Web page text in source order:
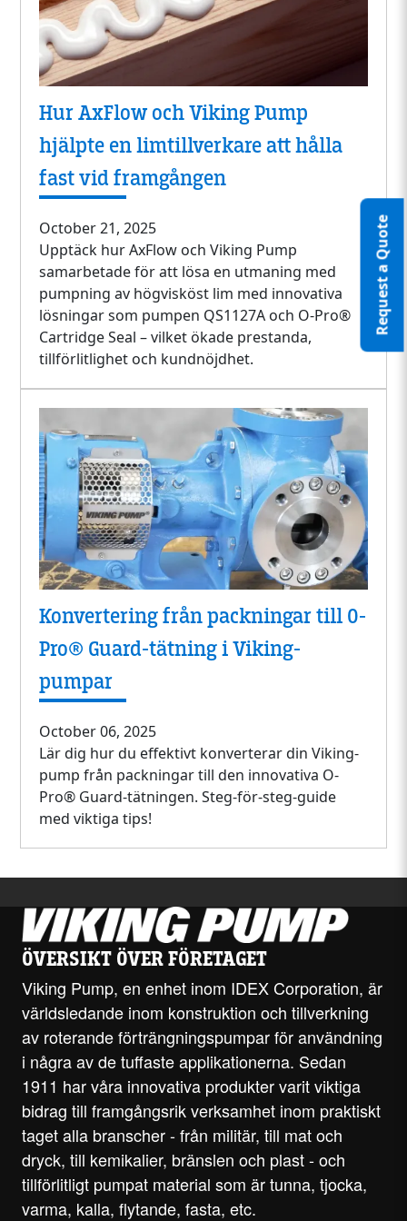
Request a Quote
Hur AxFlow och Viking Pump
hjälpte en limtillverkare att hålla
fast vid framgången
October 21, 2025
Upptäck hur AxFlow och Viking Pump
samarbetade för att lösa en utmaning med
pumpning av högvisköst lim med innovativa
lösningar som pumpen QS1127A och O-Pro®
Cartridge Seal – vilket ökade prestanda,
tillförlitlighet och kundnöjdhet.
Konvertering från packningar till O-
Pro® Guard-tätning i Viking-
pumpar
October 06, 2025
Lär dig hur du effektivt konverterar din Viking-
pump från packningar till den innovativa O-
Pro® Guard-tätningen. Steg-för-steg-guide
med viktiga tips!
ÖVERSIKT ÖVER FÖRETAGET
Viking Pump, en enhet inom IDEX Corporation, är
världsledande inom konstruktion och tillverkning
av roterande förträngningspumpar för användning
i några av de tuffaste applikationerna. Sedan
1911 har våra innovativa produkter varit viktiga
bidrag till framgångsrik verksamhet inom praktiskt
taget alla branscher - från militär, till mat och
dryck, till kemikalier, bränslen och plast - och
tillförlitligt pumpat material som är tunna, tjocka,
varma, kalla, flytande, fasta, etc.